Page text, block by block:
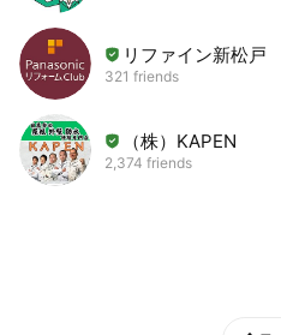
リファイン新松戸
321 friends
（株）KAPEN
2,374 friends